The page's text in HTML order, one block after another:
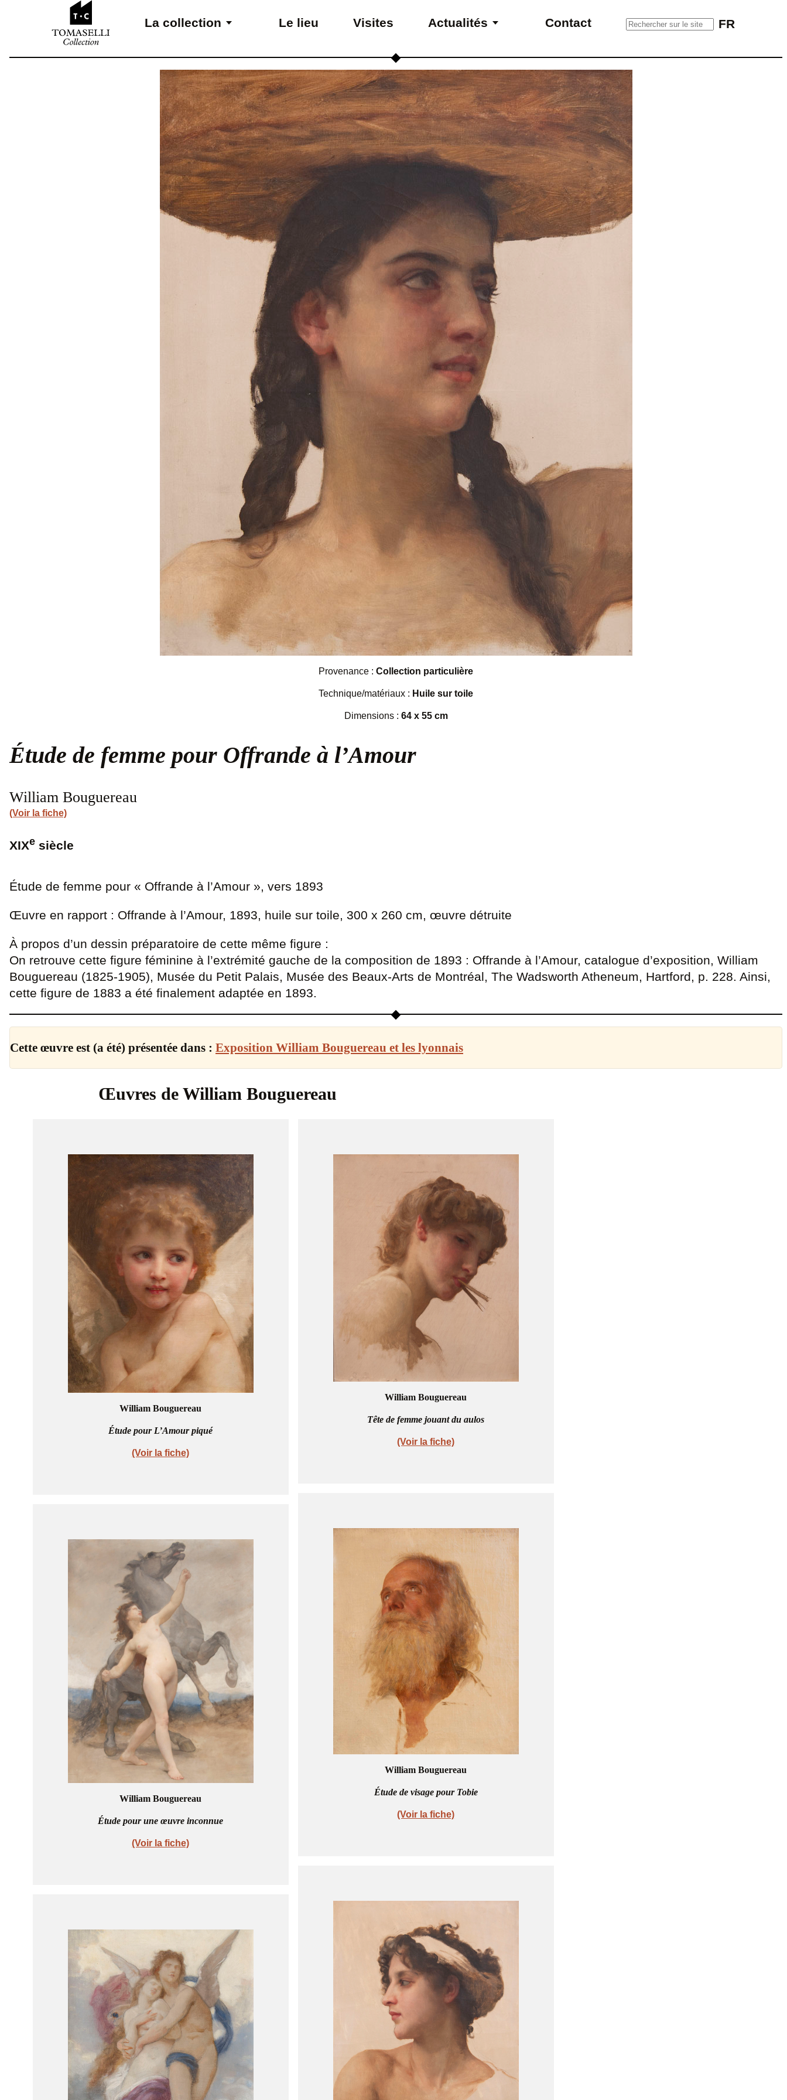
Aller au contenu
La collection
Le lieu Visites Actualités Contact Rechercher sur le site
FR
Provenance : Collection particulière
Technique/matériaux : Huile sur toile
Dimensions : 64 x 55 cm
Étude de femme pour Offrande à l’Amour
William Bouguereau
(Voir la fiche)
XIXe siècle
Étude de femme pour « Offrande à l’Amour », vers 1893
Œuvre en rapport : Offrande à l’Amour, 1893, huile sur toile, 300 x 260 cm, œuvre détruite
À propos d’un dessin préparatoire de cette même figure :
On retrouve cette figure féminine à l’extrémité gauche de la composition de 1893 : Offrande à l’Amour, catalogue d’exposition, William
Bouguereau (1825-1905), Musée du Petit Palais, Musée des Beaux-Arts de Montréal, The Wadsworth Atheneum, Hartford, p. 228. Ainsi,
cette figure de 1883 a été finalement adaptée en 1893.
Cette œuvre est (a été) présentée dans : Exposition William Bouguereau et les lyonnais
Œuvres de William Bouguereau
William Bouguereau
Étude pour L’Amour piqué
(Voir la fiche)
William Bouguereau
Tête de femme jouant du aulos
(Voir la fiche)
William Bouguereau
Étude de visage pour Tobie
(Voir la fiche)
William Bouguereau
Étude pour une œuvre inconnue
(Voir la fiche)